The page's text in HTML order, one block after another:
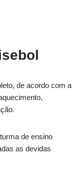
de acordo com a
de ensino
as devidas